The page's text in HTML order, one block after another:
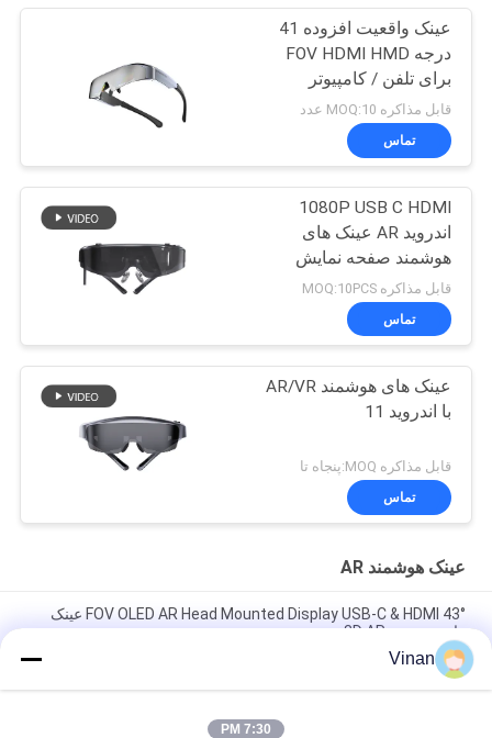
عینک واقعیت افزوده 41
درجه FOV HDMI HMD
برای تلفن / کامپیوتر
قابل مذاکره MOQ:10 عدد
تماس
1080P USB C HDMI
اندروید AR عینک های
هوشمند صفحه نمایش
بلوتوث
قابل مذاکره MOQ:10PCS
تماس
عینک های هوشمند AR/VR
با اندروید 11
قابل مذاکره MOQ:پنجاه تا
تماس
عینک هوشمند AR
43° FOV OLED AR Head Mounted Display USB-C & HDMI عینک
های هوشمند 3D AR
Dioptor HMD عینک های سه بعدی با USB-C
Vinan
7:30 PM